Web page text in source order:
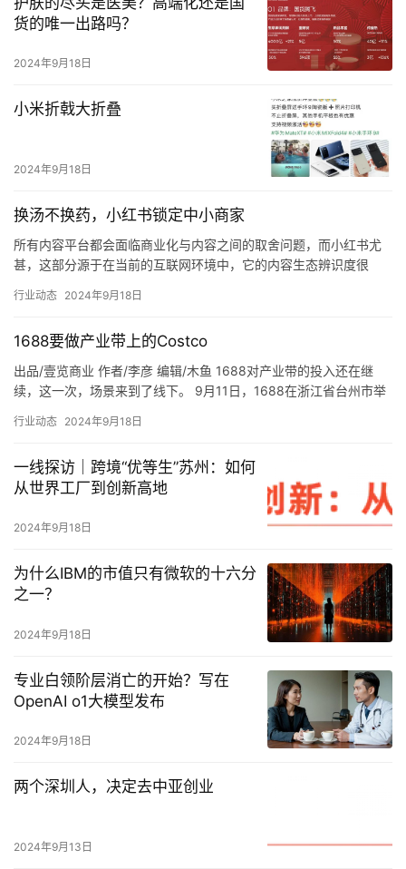
货的唯一出路吗？
2024年9月18日
小米折戟大折叠
2024年9月18日
换汤不换药，小红书锁定中小商家
所有内容平台都会面临商业化与内容之间的取舍问题，而小红书尤
甚，这部分源于在当前的互联网环境中，它的内容生态辨识度很
一种算…
行业动态 2024年9月18日
1688要做产业带上的Costco
出品/壹览商业 作者/李彦 编辑/木鱼 1688对产业带的投入还在继
续，这一次，场景来到了线下。 9月11日，1688在浙江省台州市举
行业动态 2024年9月18日
一线探访｜跨境“优等生”苏州：如何
从世界工厂到创新高地
2024年9月18日
为什么IBM的市值只有微软的十六分
之一？
2024年9月18日
专业白领阶层消亡的开始？写在
OpenAI o1大模型发布
2024年9月18日
两个深圳人，决定去中亚创业
2024年9月13日